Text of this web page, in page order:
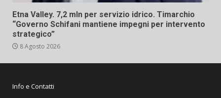
Etna Valley. 7,2 mln per servizio idrico. Timarchio
“Governo Schifani mantiene impegni per intervento
strategico”
8 Agosto 2026
Info e Contatti